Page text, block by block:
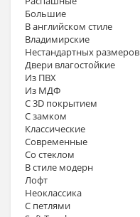
Большие
В английском стиле
Владимирские
Нестандартных размеров
Двери влагостойкие
Из ПВХ
Из МДФ
С 3D покрытием
С замком
Классические
Современные
Со стеклом
В стиле модерн
Лофт
Неоклассика
С петлями